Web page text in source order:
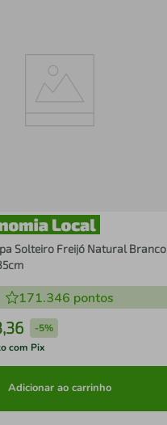
Solteiro Freijó Natural Branco
171.346 pontos
,36 -5%
com Pix
Adicionar ao carrinho